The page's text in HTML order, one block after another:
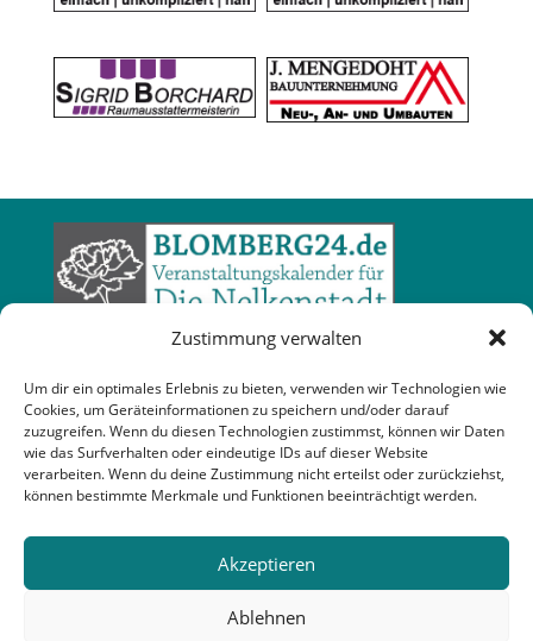
Zustimmung verwalten
Um dir ein optimales Erlebnis zu bieten, verwenden wir Technologien wie
Cookies, um Geräteinformationen zu speichern und/oder darauf
zuzugreifen. Wenn du diesen Technologien zustimmst, können wir Daten
wie das Surfverhalten oder eindeutige IDs auf dieser Website
verarbeiten. Wenn du deine Zustimmung nicht erteilst oder zurückziehst,
können bestimmte Merkmale und Funktionen beeinträchtigt werden.
Akzeptieren
Ablehnen